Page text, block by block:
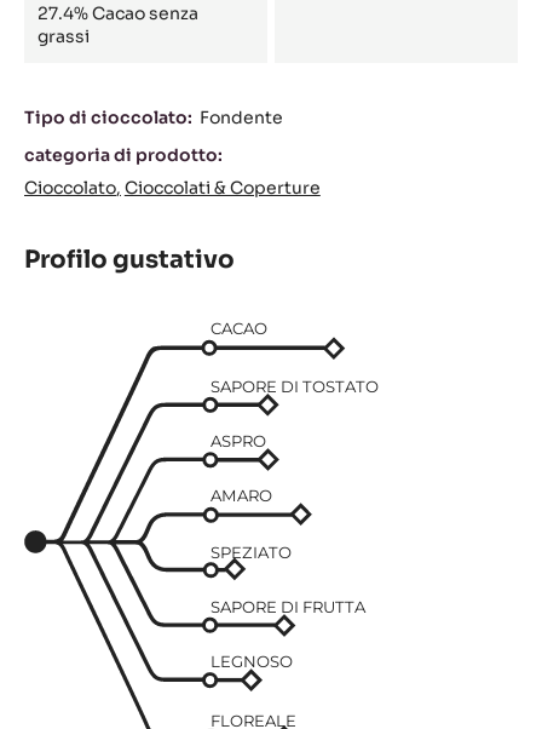
27.4%Cacao senza
grassi
Caratteristiche
Tipo di cioccolato: Fondente
categoria di prodotto:
Cioccolato Cioccolati & Coperture
Profilo gustativo
CACAO
SAPORE DI TOSTATO
ASPRO
AMARO
SPEZIATO
SAPORE DI FRUTTA
LEGNOSO
FLOREALE